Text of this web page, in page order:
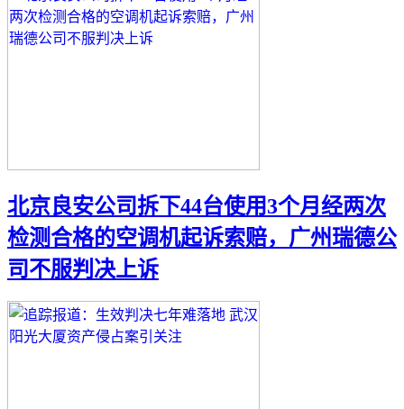
北京良安公司拆下44台使用3个月经两次
检测合格的空调机起诉索赔，广州瑞德公
司不服判决上诉